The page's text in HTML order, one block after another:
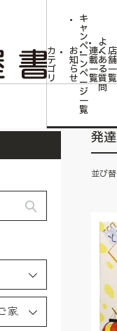
カ
テ
ゴ
リ
お
知
ら
せ
キ
ャ
ン
ペ
ー
ン
ペ
ー
ジ
一
覧
連
載
一
覧
よ
く
あ
る
質
問
店
舗
一
覧
発達特性のあるご家庭向けの絵本
発
並び替